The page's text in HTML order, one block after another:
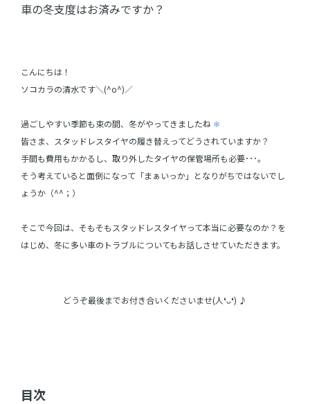
車の冬支度はお済みですか？
こんにちは！
ソコカラの清水です＼(^o^)／
過ごしやすい季節も束の間、冬がやってきましたね ❄
皆さま、スタッドレスタイヤの履き替えってどうされていますか？
手間も費用もかかるし、取り外したタイヤの保管場所も必要･･･。
そう考えていると面倒になって「まぁいっか」となりがちではないでし
ょうか（^^；）
そこで今回は、そもそもスタッドレスタイヤって本当に必要なのか？を
はじめ、冬に多い車のトラブルについてもお話しさせていただきます。
どうぞ最後までお付き合いくださいませ(人❛ᴗ❛) ♪
目次